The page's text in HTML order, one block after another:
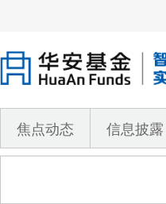
焦点动态 信息披露